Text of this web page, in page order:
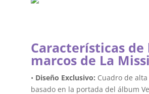
Características de
marcos de La
• Diseño Exclusivo: Cuadro de
basado en la portada del álbum